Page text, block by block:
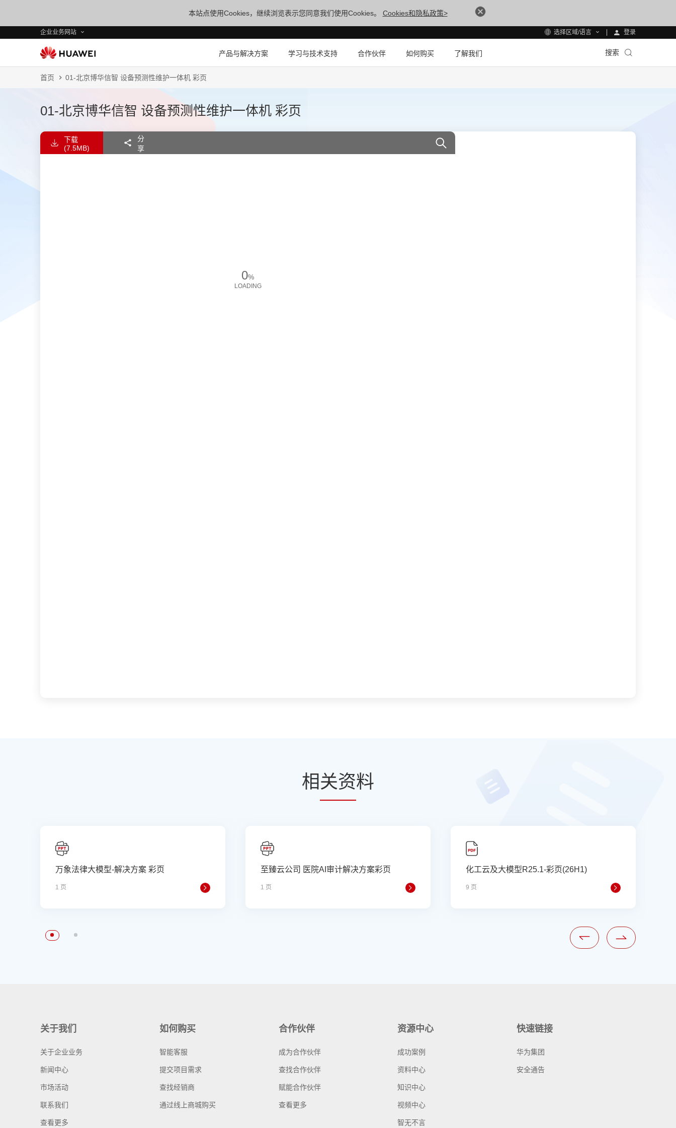
本站点使用Cookies，继续浏览表示您同意我们使用Cookies。 Cookies和隐私政策>
企业业务网站 选择区域/语言 登录
产品与解决方案 学习与技术支持 合作伙伴 如何购买 了解我们 搜索
首页 01-北京博华信智 设备预测性维护一体机 彩页
01-北京博华信智 设备预测性维护一体机 彩页
下载
(7.5MB)
分
享
0%
LOADING
相关资料
万象法律大模型-解决方案 彩页
1 页
至臻云公司 医院AI审计解决方案彩页
1 页
化工云及大模型R25.1-彩页(26H1)
9 页
关于我们
关于企业业务
新闻中心
市场活动
联系我们
查看更多
如何购买
智能客服
提交项目需求
查找经销商
通过线上商城购买
合作伙伴
成为合作伙伴
查找合作伙伴
赋能合作伙伴
查看更多
资源中心
成功案例
资料中心
知识中心
视频中心
智无不言
快速链接
华为集团
安全通告